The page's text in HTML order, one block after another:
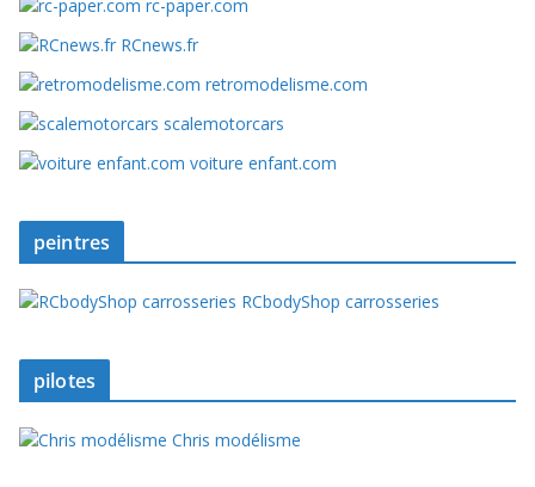
rc-paper.com
RCnews.fr
retromodelisme.com
scalemotorcars
voiture enfant.com
peintres
RCbodyShop carrosseries
pilotes
Chris modélisme